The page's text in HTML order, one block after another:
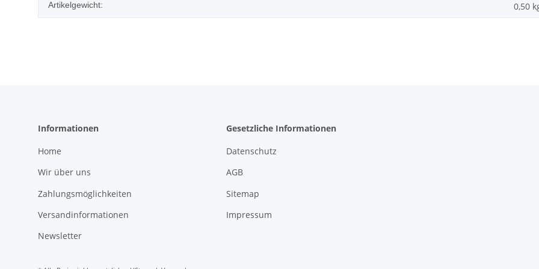
Artikelgewicht: 0,50
Informationen
Home
Wir über uns
Zahlungsmöglichkeiten
Versandinformationen
Newsletter
Gesetzliche Informationen
Datenschutz
AGB
Sitemap
Impressum